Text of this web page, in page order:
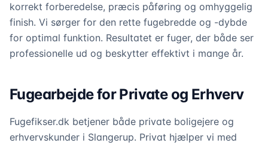
korrekt forberedelse, præcis påføring og omhyggelig
finish. Vi sørger for den rette fugebredde og -dybde
for optimal funktion. Resultatet er fuger, der både ser
professionelle ud og beskytter effektivt i mange år.
Fugearbejde for Private og Erhverv
Fugefikser.dk betjener både private boligejere og
erhvervskunder i Slangerup. Privat hjælper vi med